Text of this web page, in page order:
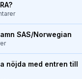
SAS/Norwegian
nöjda med entren till